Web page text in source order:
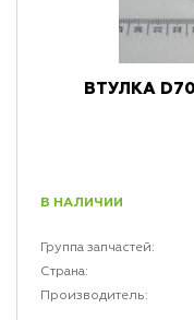
ВТУЛКА
В НАЛИЧИИ
Группа запчастей:
Страна:
Производитель: